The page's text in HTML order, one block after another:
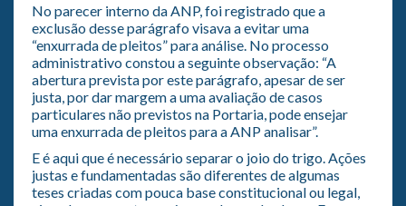
No parecer interno da ANP, foi registrado que a
exclusão desse parágrafo visava a evitar uma
“enxurrada de pleitos” para análise. No processo
administrativo constou a seguinte observação: “A
abertura prevista por este parágrafo, apesar de ser
justa, por dar margem a uma avaliação de casos
particulares não previstos na Portaria, pode ensejar
uma enxurrada de pleitos para a ANP analisar”.
E é aqui que é necessário separar o joio do trigo. Ações
justas e fundamentadas são diferentes de algumas
teses criadas com pouca base constitucional ou legal,